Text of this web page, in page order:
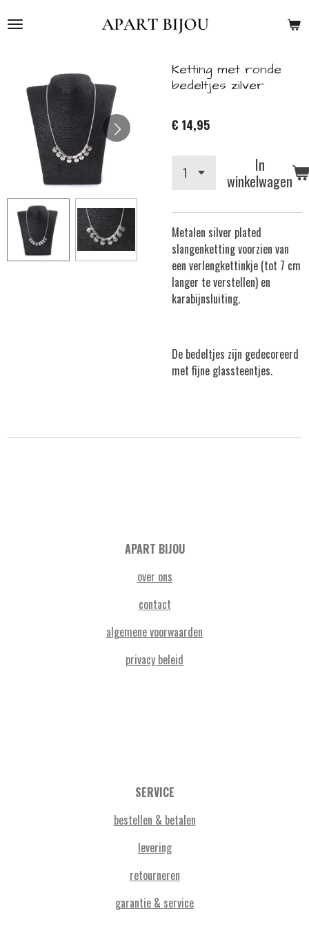
direct
hoofdinhoud
Ketting met ronde
bedeltjes zilver
€ 14,95
In
winkelwagen
Metalen silver plated
slangenkettingvoorzien van
een verlengkettinkje (tot 7 cm
langer te verstellen) en
karabijnsluiting.
De bedeltjes zijn gedecoreerd
met fijne glassteentjes.
APART BIJOU
over ons
contact
algemene voorwaarden
privacy beleid
SERVICE
bestellen & betalen
levering
retourneren
garantie & service